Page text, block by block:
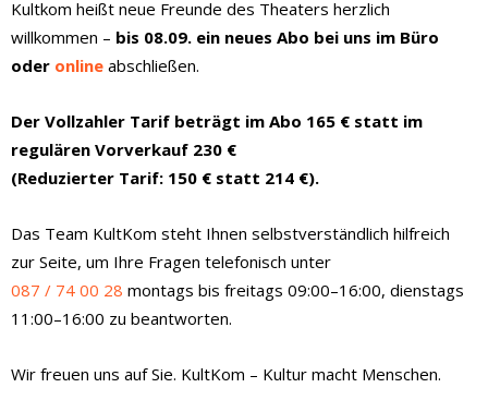
Kultkom heißt neue Freunde des Theaters herzlich
willkommen – bis 08.09. ein neues Abo bei uns im Büro
oder online abschließen.
Der Vollzahler Tarif beträgt im Abo 165 € statt im
regulären Vorverkauf 230 €
(Reduzierter Tarif: 150 € statt 214 €).
Das Team KultKom steht Ihnen selbstverständlich hilfreich
zur Seite, um Ihre Fragen telefonisch unter
087 / 74 00 28 montags bis freitags 09:00–16:00, dienstags
11:00–16:00 zu beantworten.
Wir freuen uns auf Sie. KultKom – Kultur macht Menschen.